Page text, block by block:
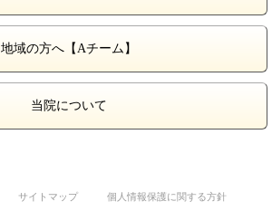
地域の方へ【Aチーム】
当院について
サイトマップ 個人情報保護に関する方針